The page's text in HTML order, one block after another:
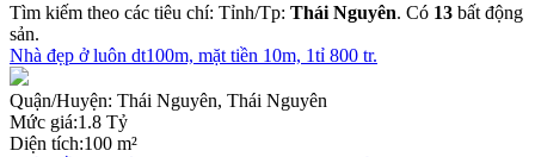
Tìm kiếm theo các tiêu chí: Tỉnh/Tp: Thái Nguyên. Có 13 bất động
sản.
Nhà đẹp ở luôn dt100m, mặt tiền 10m, 1tỉ 800 tr.
Quận/Huyện: Thái Nguyên, Thái Nguyên
Mức giá:1.8 Tỷ
Diện tích:100 m²